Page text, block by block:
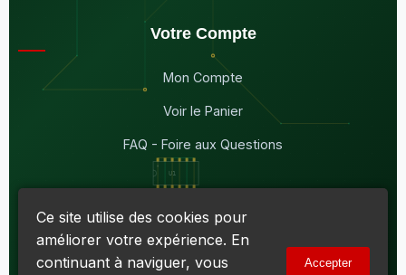
Votre Compte
Mon Compte
Voir le Panier
FAQ - Foire aux Questions
© 2026Maddison Électronique Inc.
Politique de confidentialité & Cookies| Conditions d'utilisation
Ce site utilise des cookies pour
améliorer votre expérience. En
continuant à naviguer, vous
Accepter